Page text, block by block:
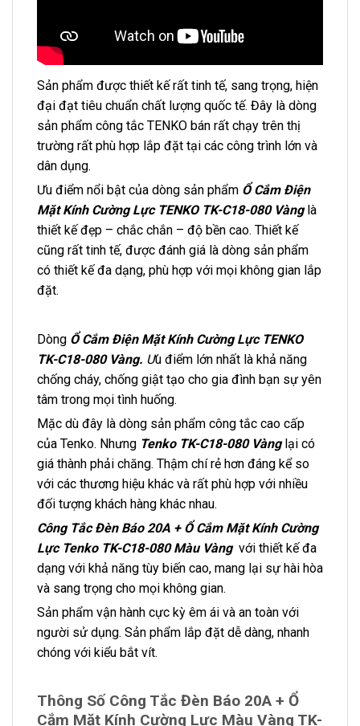
Sản phẩm được thiết kế rất tinh tế, sang trọng, hiện
đại đạt tiêu chuẩn chất lượng quốc tế. Đây là dòng
sản phẩm công tắc TENKO bán rất chạy trên thị
trường rất phù hợp lắp đặt tại các công trình lớn và
dân dụng.
Ưu điểm nổi bật của dòng sản phẩm Ổ Cắm Điện
Mặt Kính Cường Lực TENKO TK-C18-080 Vànglà
thiết kế đẹp – chắc chắn – độ bền cao. Thiết kế
cũng rất tinh tế, được đánh giá là dòng sản phẩm
có thiết kế đa dạng, phù hợp với mọi không gian lắp
đặt.
Dòng Ổ Cắm Điện Mặt Kính Cường Lực TENKO
TK-C18-080 Vàng. Ưu điểm lớn nhất là khả năng
chống cháy, chống giật tạo cho gia đình bạn sự yên
tâm trong mọi tình huống.
Mặc dù đây là dòng sản phẩm công tắc cao cấp
của Tenko. Nhưng Tenko TK-C18-080 Vànglại có
giá thành phải chăng. Thậm chí rẻ hơn đáng kể so
với các thương hiệu khác và rất phù hợp với nhiều
đối tượng khách hàng khác nhau.
Công Tắc Đèn Báo 20A + Ổ Cắm Mặt Kính Cường
Lực Tenko TK-C18-080 Màu Vàng với thiết kế đa
dạng với khả năng tùy biến cao, mang lại sự hài hòa
và sang trọng cho mọi không gian.
Sản phẩm vận hành cực kỳ êm ái và an toàn với
người sử dụng. Sản phẩm lắp đặt dễ dàng, nhanh
chóng với kiểu bắt vít.
Thông Số Công Tắc Đèn Báo 20A + Ổ
Cắm Mặt Kính Cường Lực Màu Vàng TK-